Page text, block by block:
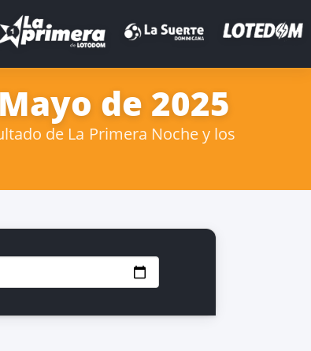
de 2025
de La Primera Noche y los